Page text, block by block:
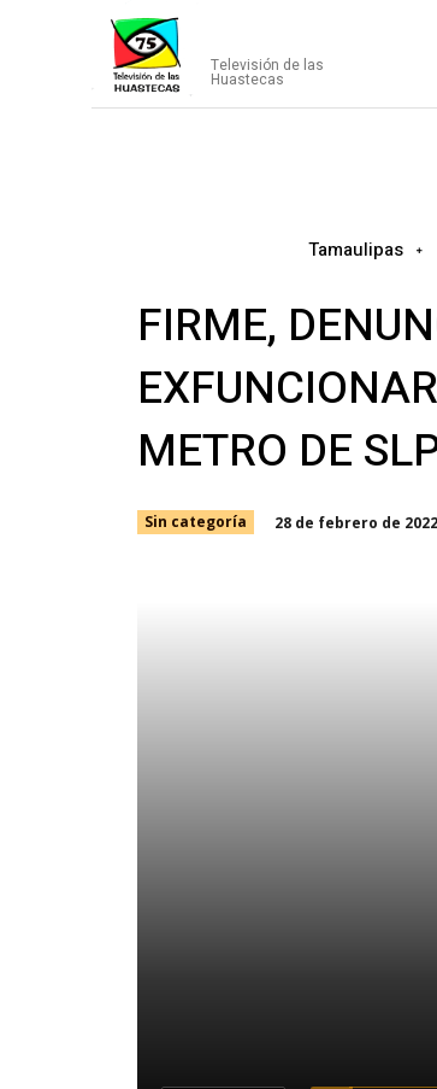
Televisión de las
Huastecas
Tamaulipas
FIRME,
METRO DE
Sin categoría 28 de febrero de 2022